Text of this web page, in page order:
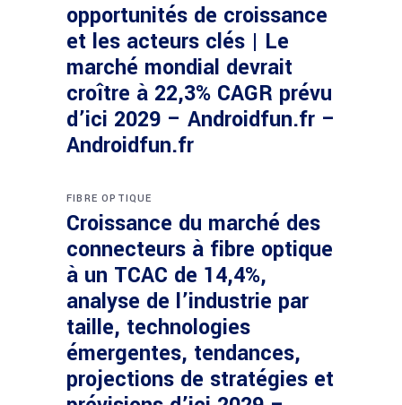
opportunités de croissance
et les acteurs clés | Le
marché mondial devrait
croître à 22,3% CAGR prévu
d’ici 2029 – Androidfun.fr –
Androidfun.fr
FIBRE OPTIQUE
Croissance du marché des
connecteurs à fibre optique
à un TCAC de 14,4%,
analyse de l’industrie par
taille, technologies
émergentes, tendances,
projections de stratégies et